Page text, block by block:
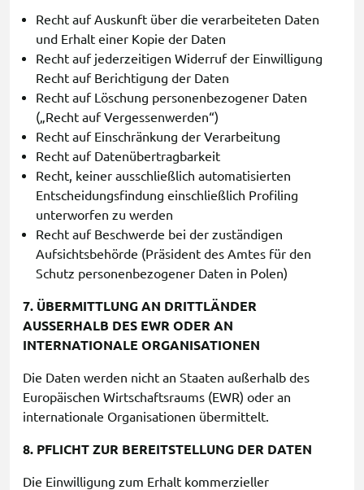
Recht auf Auskunft über die verarbeiteten Daten
und Erhalt einer Kopie der Daten
Recht auf jederzeitigen Widerruf der Einwilligung
Recht auf Berichtigung der Daten
Recht auf Löschung personenbezogener Daten
(„Recht auf Vergessenwerden“)
Recht auf Einschränkung der Verarbeitung
Recht auf Datenübertragbarkeit
Recht, keiner ausschließlich automatisierten
Entscheidungsfindung einschließlich Profiling
unterworfen zu werden
Recht auf Beschwerde bei der zuständigen
Aufsichtsbehörde (Präsident des Amtes für den
Schutz personenbezogener Daten in Polen)
7. ÜBERMITTLUNG AN DRITTLÄNDER
AUSSERHALB DES EWR ODER AN
INTERNATIONALE ORGANISATIONEN
Die Daten werden nicht an Staaten außerhalb des
Europäischen Wirtschaftsraums (EWR) oder an
internationale Organisationen übermittelt.
8. PFLICHT ZUR BEREITSTELLUNG DER DATEN
Die Einwilligung zum Erhalt kommerzieller